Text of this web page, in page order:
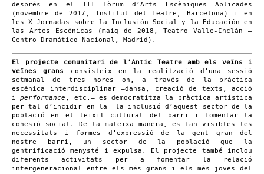
després en el III Fòrum d’Arts Escèniques Aplicades
(novembre de 2017, Institut del Teatre, Barcelona) i en
les X Jornadas sobre la Inclusión Social y la Educación en
las Artes Escénicas (maig de 2018, Teatro Valle-Inclán –
Centro Dramático Nacional, Madrid).
El projecte comunitari de l’Antic Teatre amb els veïns i
veïnes grans consisteix en la realització d’una sessió
setmanal de tres hores on, a través de la pràctica
escènica interdisciplinar —dansa, creació de texts, acció
iperformance , etc.— es democratitza la pràctica artística
per tal d’incidir en la la inclusió d’aquest sector de la
població en el teixit cultural del barri i fomentar la
cohesió social. De la mateixa manera, es fan visibles les
necessitats i formes d’expressió de la gent gran del
nostre barri, un sector de la població que la
gentrificació menysté i expulsa. El projecte també inclou
diferents activitats per a fomentar la relació
intergeneracional entre els més grans i els més joves del